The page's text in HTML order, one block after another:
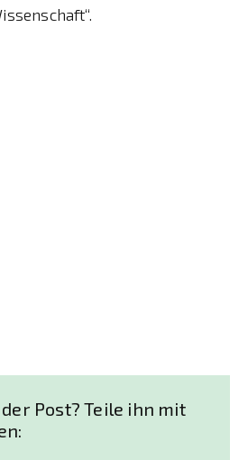
Post? Teile ihn mit